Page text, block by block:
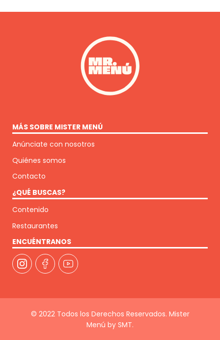
MÁS SOBRE MISTER MENÚ
Anúnciate con nosotros
Quiénes somos
Contacto
¿QUÉ BUSCAS?
Contenido
Restaurantes
ENCUÉNTRANOS
© 2022 Todos los Derechos Reservados. Mister
Menú by SMT.